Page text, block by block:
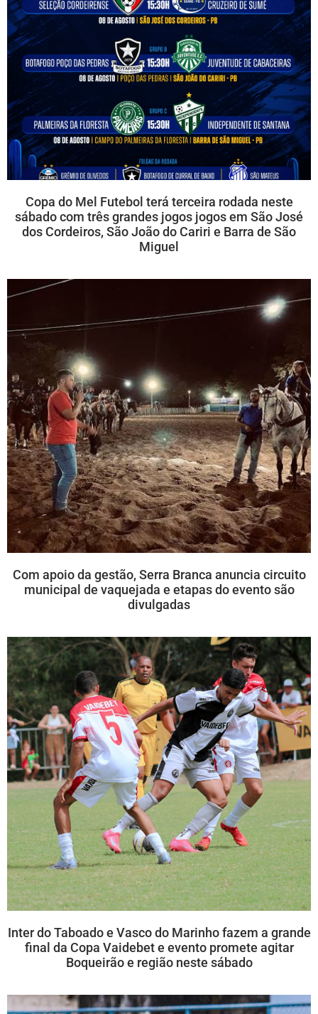
Copa do Mel Futebol terá terceira rodada neste
sábado com três grandes jogos jogos em São José
dos Cordeiros, São João do Cariri e Barra de São
Miguel
Com apoio da gestão, Serra Branca anuncia circuito
municipal de vaquejada e etapas do evento são
divulgadas
Inter do Taboado e Vasco do Marinho fazem a grande
final da Copa Vaidebet e evento promete agitar
Boqueirão e região neste sábado